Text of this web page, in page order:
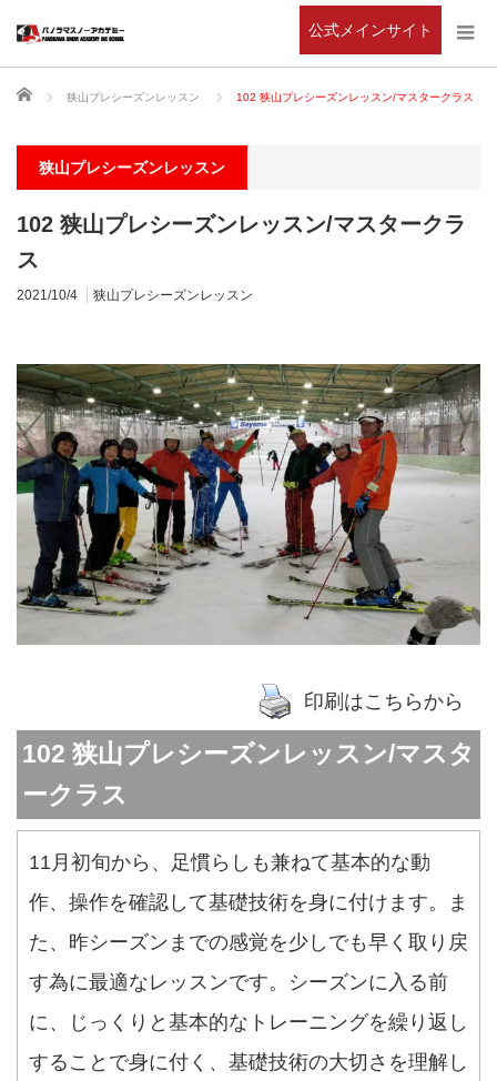
公式メインサイト
ホーム 狭山プレシーズンレッスン 102 狭山プレシーズンレッスン/マスタークラス
狭山プレシーズンレッスン
102 狭山プレシーズンレッスン/マスタークラ
ス
2021/10/4 狭山プレシーズンレッスン
印刷はこちらから
102 狭山プレシーズンレッスン/マスタ
ークラス
11月初旬から、足慣らしも兼ねて基本的な動
作、操作を確認して基礎技術を身に付けます。ま
た、昨シーズンまでの感覚を少しでも早く取り戻
す為に最適なレッスンです。シーズンに入る前
に、じっくりと基本的なトレーニングを繰り返し
することで身に付く、基礎技術の大切さを理解し